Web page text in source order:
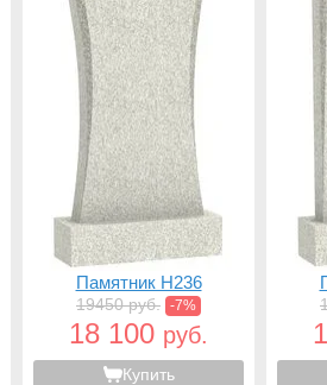
Памятник H236
19450 руб. -7%
18 100 руб.
Купить